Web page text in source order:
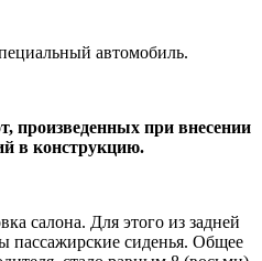
автомобиль.
произведенных при внесении
в конструкцию.
салона. Для этого из задней
пассажирские сиденья. Общее